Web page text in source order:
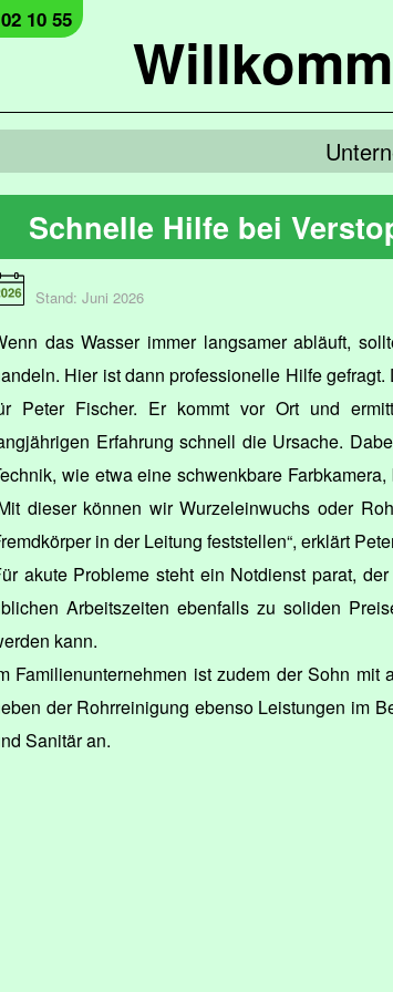
10 55
Schnelle Hilfe bei
Stand: Juni 2026
das Wasser immer langsamer abläuft,
Hier ist dann professionelle Hilfe gefragt.
Peter Fischer. Er kommt vor Ort und
Erfahrung schnell die Ursache.
wie etwa eine schwenkbare
dieser können wir Wurzeleinwuchs oder
in der Leitung feststellen“, erklärt
akute Probleme steht ein Notdienst parat,
Arbeitszeiten ebenfalls zu soliden
kann.
Familienunternehmen ist zudem der Sohn mit
der Rohrreinigung ebenso Leistungen im
Sanitär an.